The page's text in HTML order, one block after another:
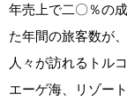
年売上で二〇％の
た年間の旅客数が
人々が訪れるトル
エーゲ海、リゾー